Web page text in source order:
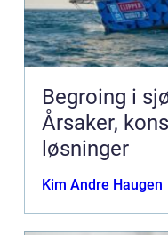
Begroing i
Årsaker,
løsninger
Kim Andre Haugen